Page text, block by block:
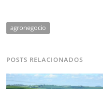
agronegocio
POSTS RELACIONADOS